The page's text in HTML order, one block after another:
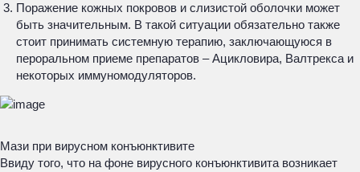
Поражение кожных покровов и слизистой оболочки может
быть значительным. В такой ситуации обязательно также
стоит принимать системную терапию, заключающуюся в
пероральном приеме препаратов – Ацикловира, Валтрекса и
некоторых иммуномодуляторов.
Мази при вирусном конъюнктивите
Ввиду того, что на фоне вирусного конъюнктивита возникает